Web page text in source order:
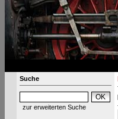
Suche
zur erweiterten Suche